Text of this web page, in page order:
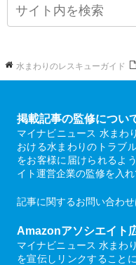
も、見積もり出
よくわからない。
の弱いお客さんか
水まわりのレスキューガイド
掲載記事の監修につい
マイナビニュース 水まわ
おける水まわりのトラブ
をお客様に届けられるよ
イト運営企業の監修を入れ
記事に関するお問い合わせ
Amazonアソシエイト
マイナビニュース 水まわ
を宣伝しリンクすること